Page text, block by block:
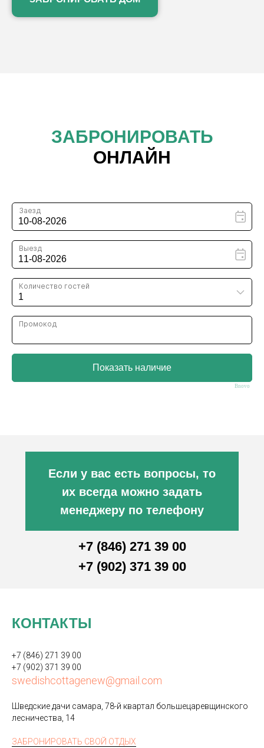
ЗАБРОНИРОВАТЬ
ОНЛАЙН
Bnovo
Если у вас есть вопросы, то
их всегда можно задать
менеджеру по телефону
+7 (846) 271 39 00
+7 (902) 371 39 00
КОНТАКТЫ
+7 (846) 271 39 00
+7 (902) 371 39 00
swedishcottagenew@gmail.com
Шведские дачи самара, 78-й квартал большецаревщинского
лесничества, 14
ЗАБРОНИРОВАТЬ СВОЙ ОТДЫХ